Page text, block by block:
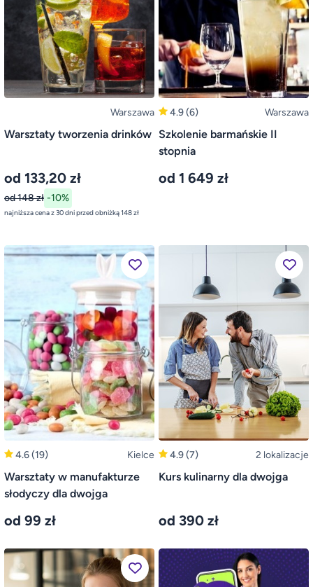
Warszawa
Warsztaty tworzenia drinków
od 133,20 zł
od 148 zł -10%
najniższa cena z 30 dni przed obniżką 148 zł
4.9(6) Warszawa
Szkolenie barmańskie II
stopnia
od 1 649 zł
4.6(19) Kielce
Warsztaty w manufakturze
słodyczy dla dwojga
od 99 zł
4.9(7) 2 lokalizacje
Kurs kulinarny dla dwojga
od 390 zł